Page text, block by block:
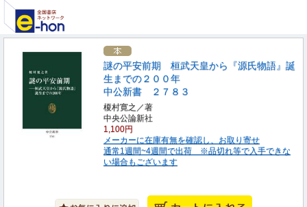
謎の平安前期 桓武天皇から『源氏物語』誕
生までの２００年
中公新書 ２７８３
榎村寛之／著
中央公論新社
1,100円
メーカーに在庫有無を確認し、お取り寄せ
通常1週間~4週間で出荷 ※品切れ等で入手できな
い場合もございます